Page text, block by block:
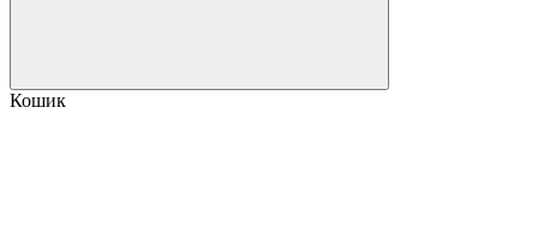
Кошик